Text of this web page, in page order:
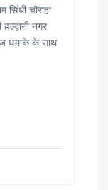
चौराहा
नगर
धमाके के साथ